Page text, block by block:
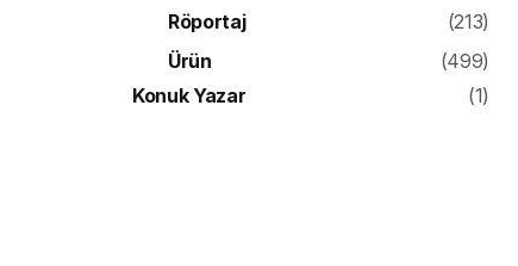
Röportaj
(213)
Ürün
(499)
Konuk Yazar
(1)